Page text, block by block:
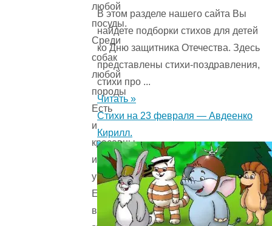
любой
посуды.
Среди
собак
любой
породы
Есть
и
красавцы
и
уроды,
Есть
великаны,
В этом разделе нашего сайта Вы
найдете подборки стихов для детей
ко Дню защитника Отечества. Здесь
представлены стихи-поздравления,
стихи про ...
Читать »
Стихи на 23 февраля — Авдеенко
Кирилл.